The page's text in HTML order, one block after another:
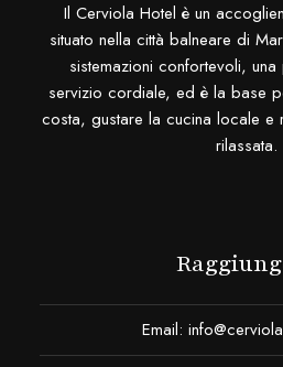
Il Cerviola Hotel è un
situato nella città balneare di
sistemazioni confortevoli,
servizio cordiale, ed è la base
costa, gustare la cucina locale e
rilassata.
Email: